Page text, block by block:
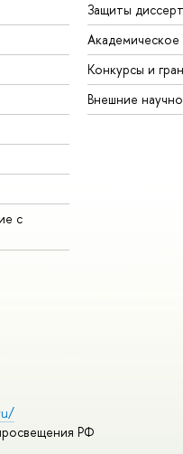
с
Защиты
Академическое
Конкурсы и
Внешние
РФ